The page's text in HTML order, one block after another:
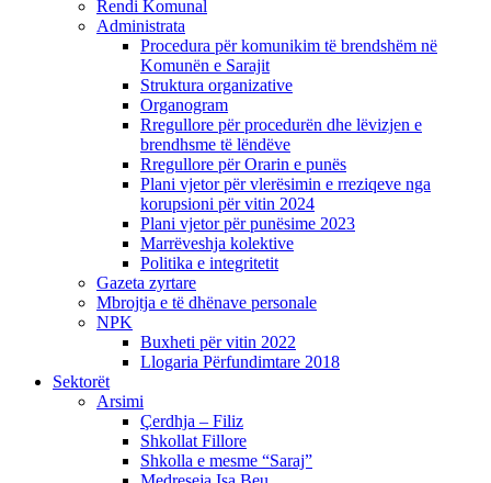
Rendi Komunal
Administrata
Procedura për komunikim të brendshëm në
Komunën e Sarajit
Struktura organizative
Organogram
Rregullore për procedurën dhe lëvizjen e
brendhsme të lëndëve
Rregullore për Orarin e punës
Plani vjetor për vlerësimin e rreziqeve nga
korupsioni për vitin 2024
Plani vjetor për punësime 2023
Marrëveshja kolektive
Politika e integritetit
Gazeta zyrtare
Mbrojtja e të dhënave personale
NPK
Buxheti për vitin 2022
Llogaria Përfundimtare 2018
Sektorët
Arsimi
Çerdhja – Filiz
Shkollat Fillore
Shkolla e mesme “Saraj”